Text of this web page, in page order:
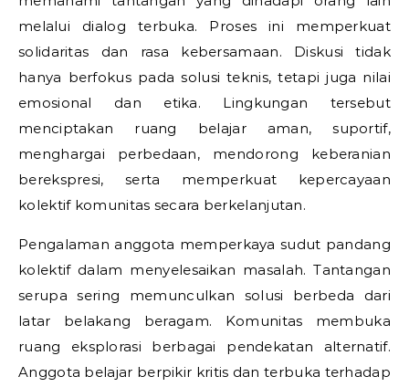
melalui dialog terbuka. Proses ini memperkuat
solidaritas dan rasa kebersamaan. Diskusi tidak
hanya berfokus pada solusi teknis, tetapi juga nilai
emosional dan etika. Lingkungan tersebut
menciptakan ruang belajar aman, suportif,
menghargai perbedaan, mendorong keberanian
berekspresi, serta memperkuat kepercayaan
kolektif komunitas secara berkelanjutan.
Pengalaman anggota memperkaya sudut pandang
kolektif dalam menyelesaikan masalah. Tantangan
serupa sering memunculkan solusi berbeda dari
latar belakang beragam. Komunitas membuka
ruang eksplorasi berbagai pendekatan alternatif.
Anggota belajar berpikir kritis dan terbuka terhadap